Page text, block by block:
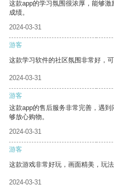
这款app的学习氛围很浓厚，能够
成绩。
2024-03-31
游客
这款学习软件的社区氛围非常好，
2024-03-31
游客
这款app的售后服务非常完善，遇
够放心购物。
2024-03-31
游客
这款游戏非常好玩，画面精美，玩法
2024-03-31